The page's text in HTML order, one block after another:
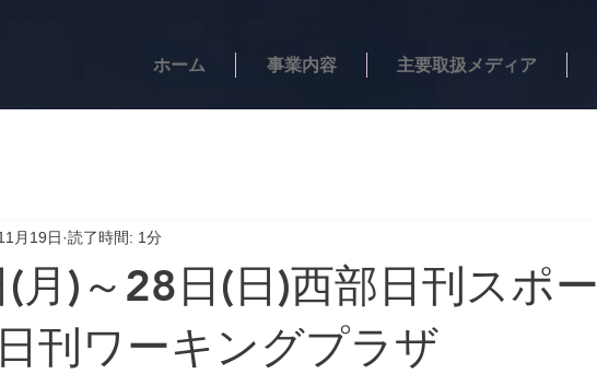
ホーム 事業内容 主要取扱メディア
月)～28日(日)西部日刊スポー
刊ワーキングプラザ
月19日 読了時間: 1分